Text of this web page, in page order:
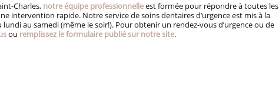
Charles, notre équipe professionnelleest formée pour répondre à toutes les
intervention rapide. Notre service de soins dentaires d’urgence est mis à la
au samedi (même le soir!). Pour obtenir un rendez-vous d’urgence ou de
ou remplissez le formulaire publié sur notre site.